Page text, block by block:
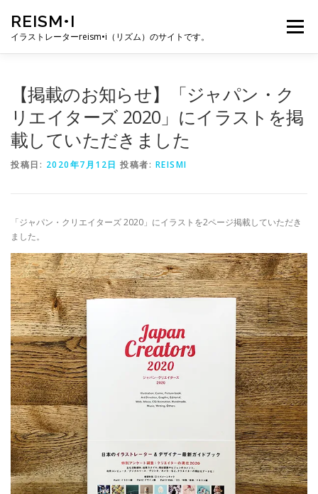
REISM•I
イラストレーターreism•i（リズム）のサイトです。
メニュー
PUBLICATION EXHIBITION
【掲載のお知らせ】「ジャパン・ク
リエイターズ 2020」にイラストを掲
載していただきました
投稿日: 2020年7月12日 投稿者: REISMI
「ジャパン・クリエイターズ 2020」にイラストを2ページ掲載していただき
ました。